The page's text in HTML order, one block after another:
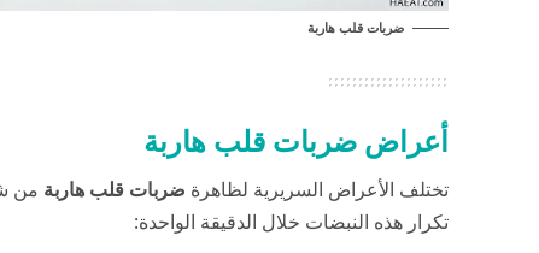
ضربات قلب هاربة
أعراض ضربات قلب هاربة
تختلف الأعراض السريرية لظاهرة ضربات قلب هاربة من
تكرار هذه النبضات خلال الدقيقة الواحدة: